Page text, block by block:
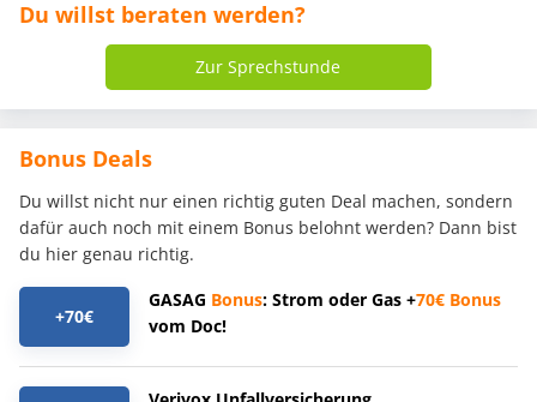
Du willst beraten werden?
Zur Sprechstunde
Bonus Deals
Du willst nicht nur einen richtig guten Deal machen, sondern
dafür auch noch mit einem Bonus belohnt werden? Dann bist
du hier genau richtig.
+70€
GASAG Bonus: Strom oder Gas +70€ Bonus
vom Doc!